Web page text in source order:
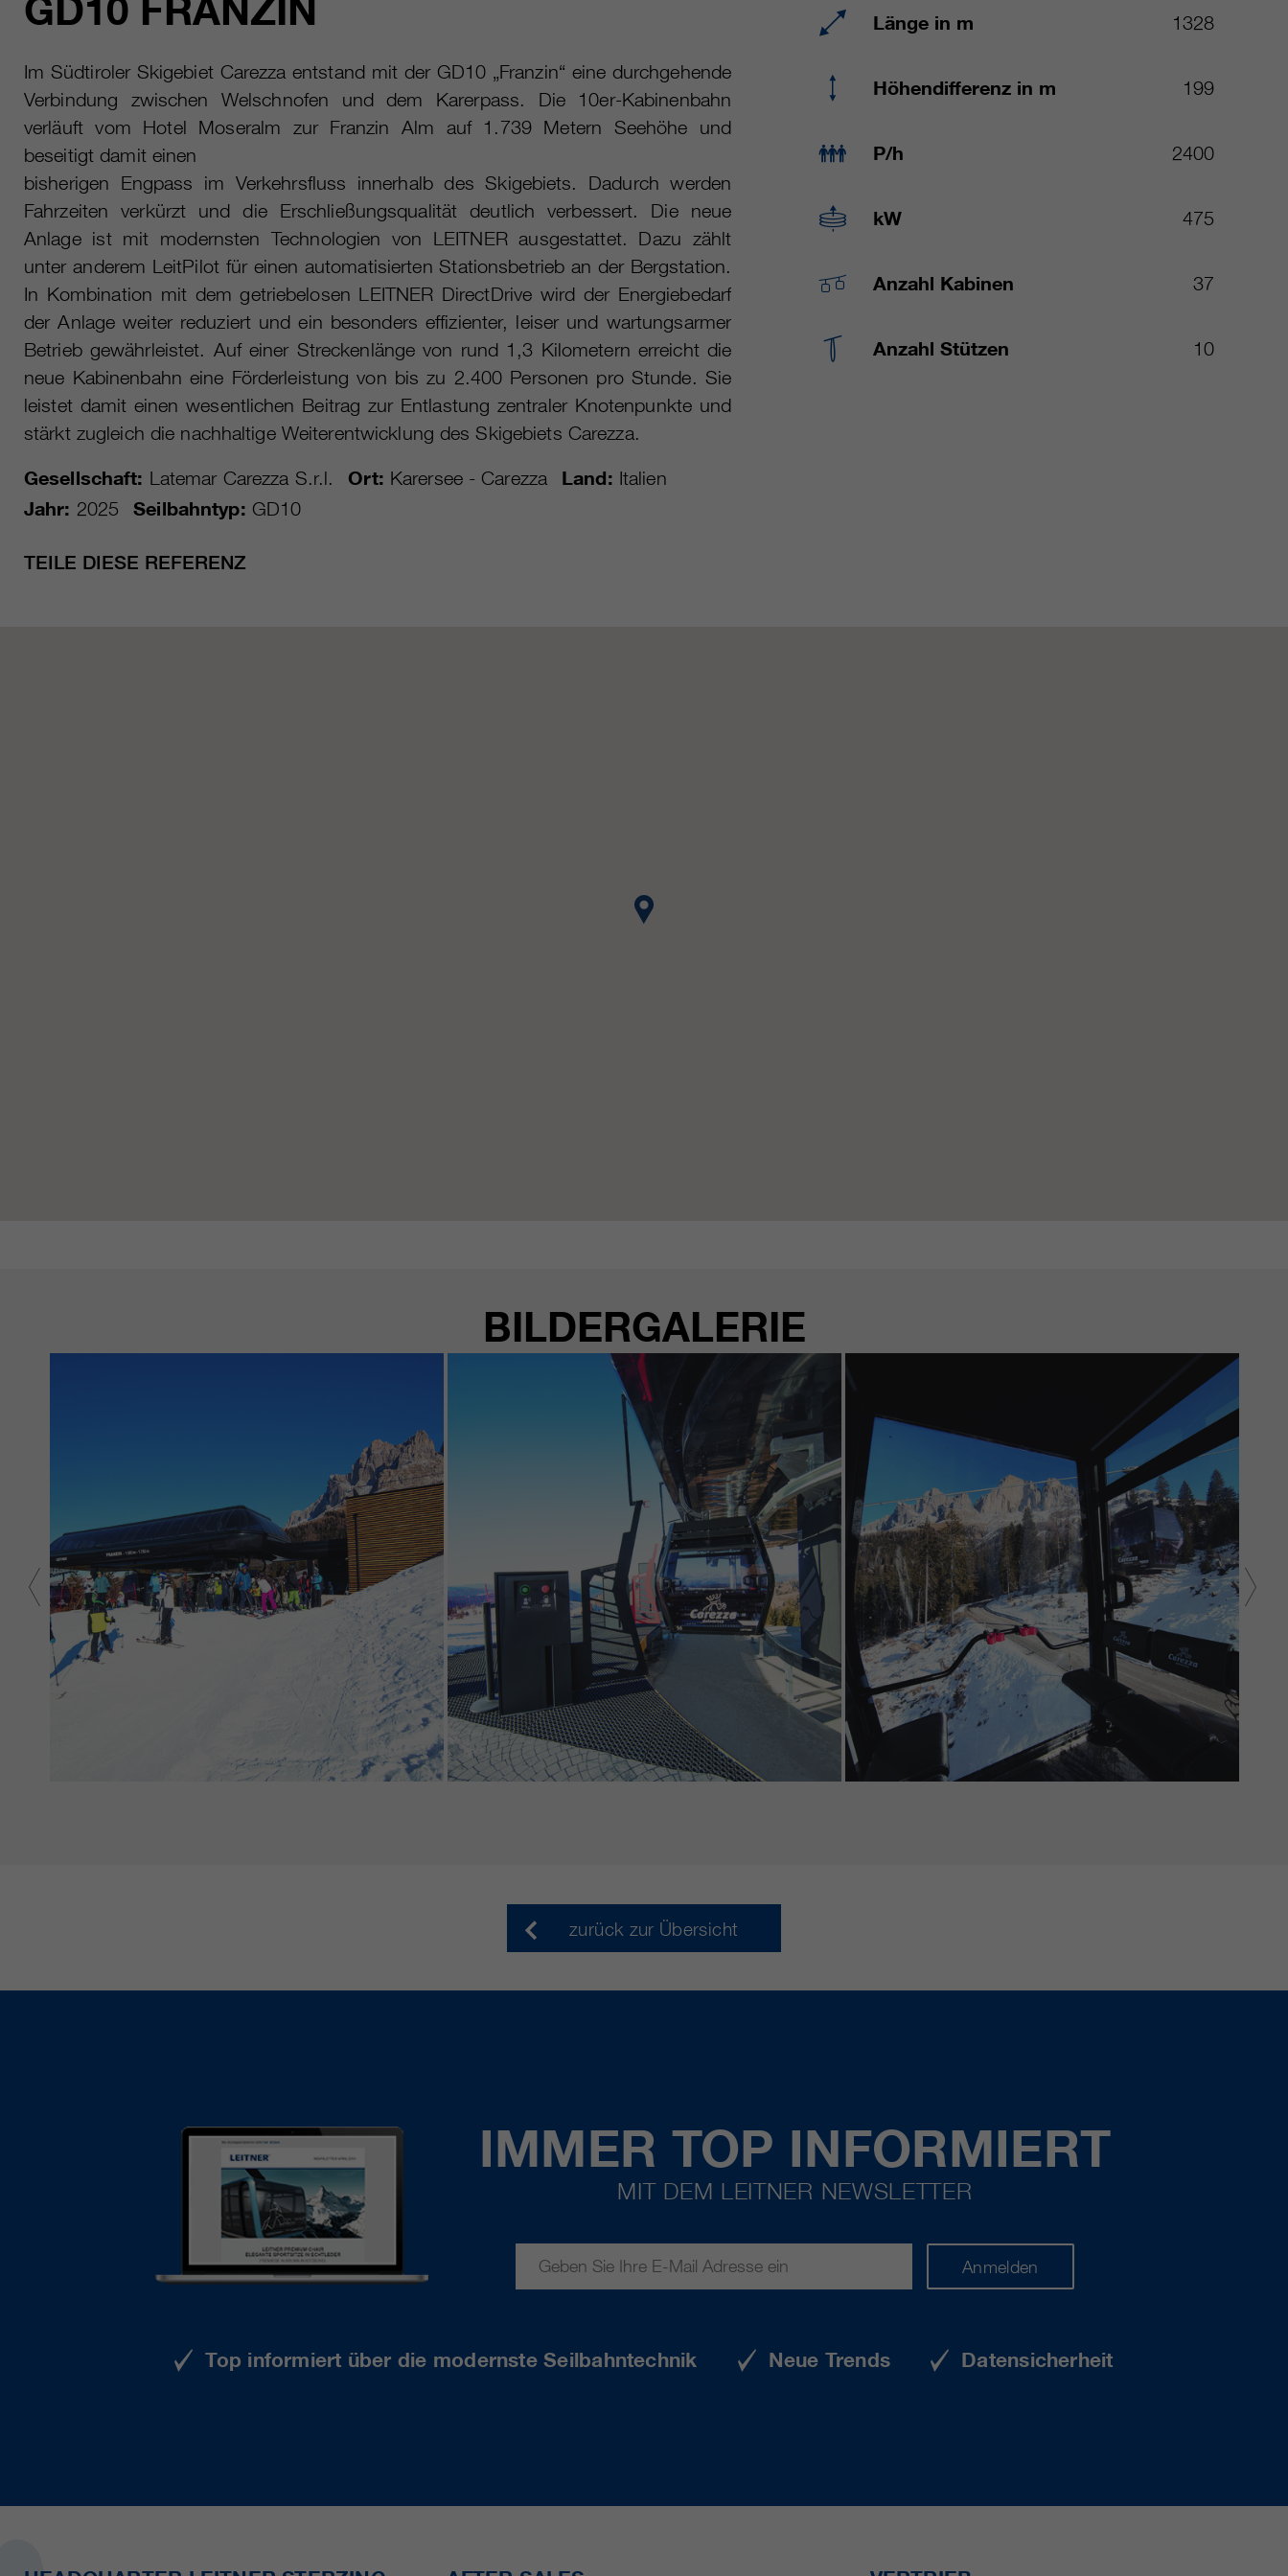
GD10 FRANZIN
Im Südtiroler Skigebiet Carezza entstand mit der GD10 „Franzin“ eine durchgehende
Verbindung zwischen Welschnofen und dem Karerpass. Die 10er-Kabinenbahn
verläuft vom Hotel Moseralm zur Franzin Alm auf 1.739 Metern Seehöhe und
beseitigt damit einen
bisherigen Engpass im Verkehrsfluss innerhalb des Skigebiets. Dadurch werden
Fahrzeiten verkürzt und die Erschließungsqualität deutlich verbessert. Die neue
Anlage ist mit modernsten Technologien von LEITNER ausgestattet. Dazu zählt
unter anderem LeitPilot für einen automatisierten Stationsbetrieb an der Bergstation.
In Kombination mit dem getriebelosen LEITNER DirectDrive wird der Energiebedarf
der Anlage weiter reduziert und ein besonders effizienter, leiser und wartungsarmer
Betrieb gewährleistet. Auf einer Streckenlänge von rund 1,3 Kilometern erreicht die
neue Kabinenbahn eine Förderleistung von bis zu 2.400 Personen pro Stunde. Sie
leistet damit einen wesentlichen Beitrag zur Entlastung zentraler Knotenpunkte und
stärkt zugleich die nachhaltige Weiterentwicklung des Skigebiets Carezza.
Gesellschaft: Latemar Carezza S.r.l. Ort: Karersee - Carezza Land: Italien
Jahr: 2025 Seilbahntyp: GD10
TEILE DIESE REFERENZ
Länge in m 1328
Höhendifferenz in m 199
P/h 2400
kW 475
Anzahl Kabinen 37
Anzahl Stützen 10
BILDERGALERIE
zurück zur Übersicht
IMMER TOP INFORMIERT
MIT DEM LEITNER NEWSLETTER
Anmelden
Top informiert über die modernste Seilbahntechnik Neue Trends Datensicherheit
Anbieter sgalinski Cookie Opt In
Laufzeit 30 Tage
Speichert die vom Benutzer gewählten Cookie-
Mehrere - variieren zwischen 2 Jahren und 6
Zweck
Diese Cookies werden von Google Analytics
verwendet, um verschiedene Arten von
personenbezogener Informationen. Weitere
Informationen finden Sie in den
Analytics unter
https://policies.google.com/privacy.
Gesammelte nicht personenbezogene Daten
Nutzung der Website zu erstellen, die uns
helfen, unsere Websites / Apps zu verbessern.
Diese Informationen werden auch an unsere
Kunden / Partner weitergegeben.